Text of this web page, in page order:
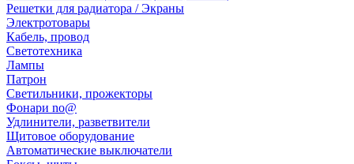
Решетки для радиатора / Экраны
Электротовары
Кабель, провод
Светотехника
Лампы
Патрон
Светильники, прожекторы
Фонари no@
Удлинители, разветвители
Щитовое оборудование
Автоматические выключатели